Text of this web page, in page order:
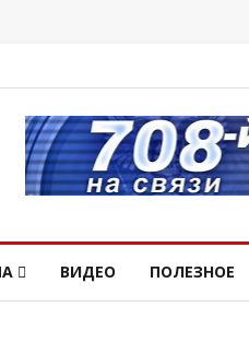
ВИДЕО ПОЛЕЗНОЕ